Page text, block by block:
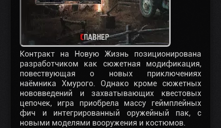
Контракт на Новую Жизнь позиционирована
разработчиком как сюжетная модификация,
повествующая о новых приключениях
наёмника Хмурого. Однако кроме сюжетных
нововведений и захватывающих квестовых
цепочек, игра приобрела массу геймплейных
фич и интегрированный оружейный пак, с
новыми моделями вооружения и костюмов.